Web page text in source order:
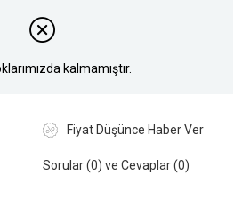
kalmamıştır.
Fiyat Düşünce Haber Ver
Sorular (0) ve Cevaplar (0)